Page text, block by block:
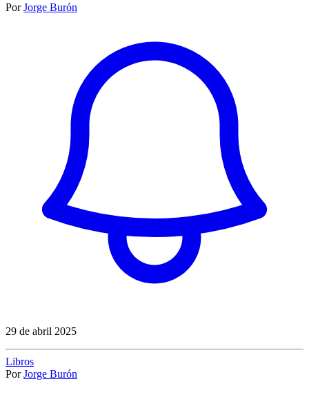
Por Jorge Burón
29 de abril 2025
Libros
Por Jorge Burón